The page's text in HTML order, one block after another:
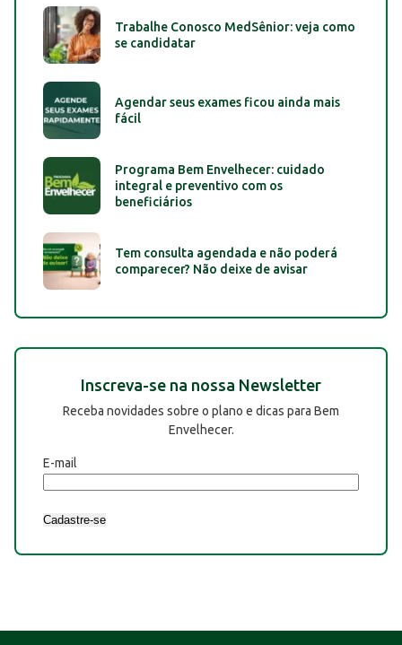
Trabalhe Conosco MedSênior: veja como
se candidatar
Agendar seus exames ficou ainda mais
fácil
Programa Bem Envelhecer: cuidado
integral e preventivo com os
beneficiários
Tem consulta agendada e não poderá
comparecer? Não deixe de avisar
Inscreva-se na nossa Newsletter
Receba novidades sobre o plano e dicas para Bem
Envelhecer.
E-mail
Cadastre-se